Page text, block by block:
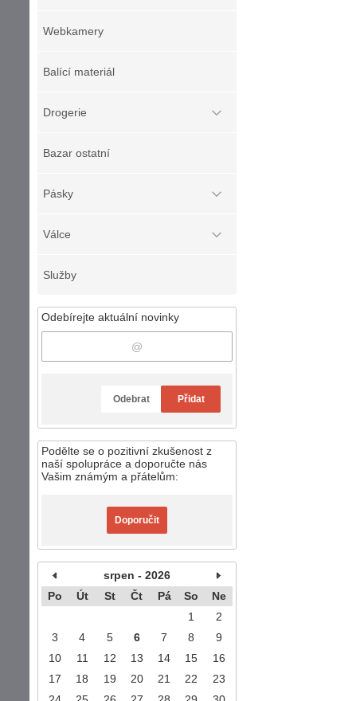
Webkamery
Balící materiál
Drogerie
Bazar ostatní
Pásky
Válce
Služby
Odebírejte aktuální novinky
Odebrat Přidat
Podělte se o pozitivní zkušenost z
naší spolupráce a doporučte nás
Vašim známým a přátelům:
Doporučit
srpen - 2026
Po
Út St Čt Pá So
Ne
1
2
3
4 5 6 7 8
9
10
11 12 13 14 15
16
17
18 19 20 21 22
23